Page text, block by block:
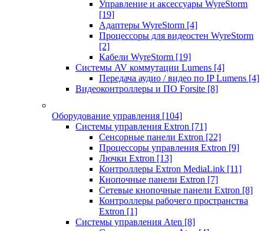
Управление и аксессуары WyreStorm
[19]
Адаптеры WyreStorm [4]
Процессоры для видеостен WyreStorm
[2]
Кабели WyreStorm [19]
Системы AV коммутации Lumens [4]
Передача аудио / видео по IP Lumens [4]
Видеоконтроллеры и ПО Forsite [8]
Оборудование управления [104]
Системы управления Extron [71]
Сенсорные панели Extron [22]
Процессоры управления Extron [9]
Лючки Extron [13]
Контроллеры Extron MediaLink [11]
Кнопочные панели Extron [7]
Сетевые кнопочные панели Extron [8]
Контроллеры рабочего пространства
Extron [1]
Системы управления Aten [8]